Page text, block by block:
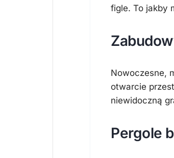
figle. To jakby
Nowoczesne,
otwarcie
niewidoczną
Pergole